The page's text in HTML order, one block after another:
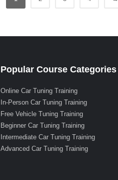
Popular Course Categories
Online Car Tuning Training
In-Person Car Tuning Training
Free Vehicle Tuning Training
Beginner Car Tuning Training
Intermediate Car Tuning Training
Advanced Car Tuning Training